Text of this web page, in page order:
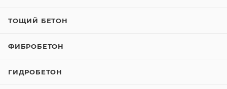
ТОЩИЙ БЕТОН
ФИБРОБЕТОН
ГИДРОБЕТОН